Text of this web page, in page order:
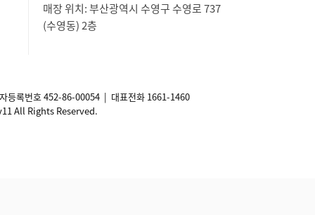
매장 위치: 부산광역시 수영구 수영로 737
(수영동) 2층
등록번호452-86-00054 | 대표전화 1661-1460
All Rights Reserved.